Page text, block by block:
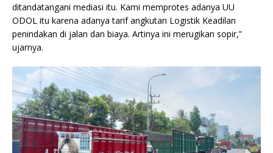
ditandatangani mediasi itu. Kami memprotes adanya UU
ODOL itu karena adanya tarif angkutan Logistik Keadilan
penindakan di jalan dan biaya. Artinya ini merugikan sopir,”
ujarnya.